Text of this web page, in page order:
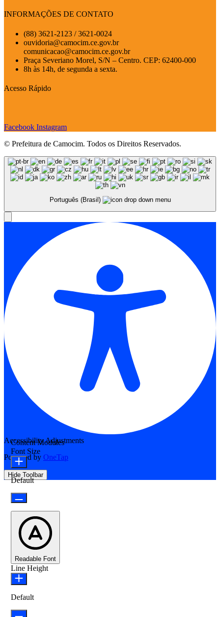
INFORMAÇÕES DE CONTATO
(88) 3621-2123 / 3621-0024
ouvidoria@camocim.ce.gov.br
comunicacao@camocim.ce.gov.br
Praça Severiano Morel, S/N – Centro. CEP: 62400-000
8h às 14h, de segunda a sexta.
Acesso Rápido
Facebook Instagram
© Prefeitura de Camocim. Todos os Direitos Reservados.
Português (Brasil)
Accessibility Adjustments
Powered by OneTap
Hide Toolbar
Content Modules
Font Size
Default
Readable Font
Line Height
Default